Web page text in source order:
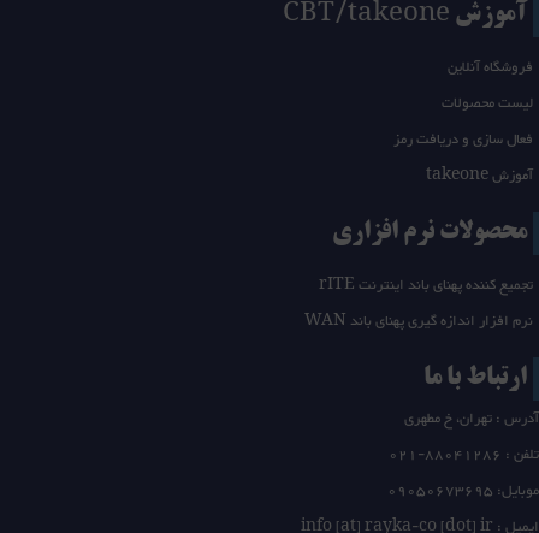
آموزش CBT/takeone
فروشگاه آنلاین
لیست محصولات
فعال سازی و دریافت رمز
آموزش takeone
محصولات نرم افزاری
تجمیع کننده پهنای باند اینترنت rITE
نرم افزار اندازه گیری پهنای باند WAN
ارتباط با ما
آدرس : تهران، خ مطهری
تلفن : 21-88041286
0
موبایل: 09050673695
ایمیل : info [at] rayka-co [dot] ir